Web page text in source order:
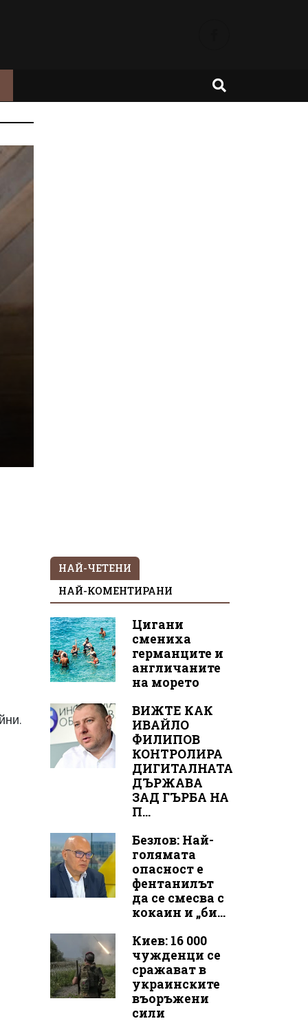
НАЙ-ЧЕТЕНИ
НАЙ-КОМЕНТИРАНИ
Цигани
смениха
германците и
англичаните
на морето
ВИЖТЕ КАК
ИВАЙЛО
ФИЛИПОВ
КОНТРОЛИРА
ДИГИТАЛНАТА
ДЪРЖАВА
ЗАД ГЪРБА НА
П...
Безлов: Най-
голямата
опасност е
фентанилът
да се смесва с
кокаин и „би...
Киев: 16 000
чужденци се
сражават в
украинските
въоръжени
сили